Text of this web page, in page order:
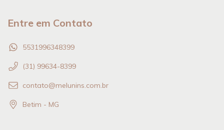
Entre em Contato
5531996348399
(31) 99634-8399
contato@melunins.com.br
Betim - MG